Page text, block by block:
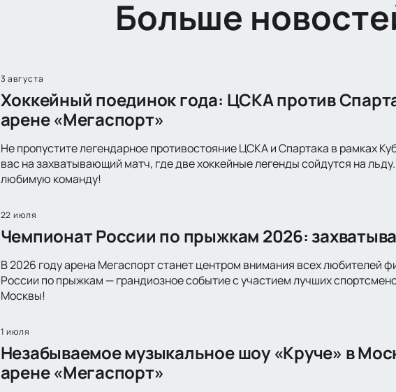
Больше
3 августа
Хоккейный поединок года: ЦСКА против
арене «Мегаспорт»
Не пропустите легендарное противостояние ЦСКА и Спартака в рамках
вас на захватывающий матч, где две хоккейные легенды сойдутся на
любимую команду!
22 июля
Чемпионат России по прыжкам 2026:
В 2026 году арена Мегаспорт станет центром внимания всех любителей
России по прыжкам — грандиозное событие с участием лучших
Москвы!
1 июля
Незабываемое музыкальное шоу «Круче» в
арене «Мегаспорт»